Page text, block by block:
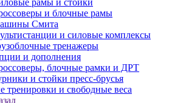
рамы и стойки
и блочные рамы
Смита
и силовые комплексы
тренажеры
и дополнения
блочные рамки и ДРТ
и стойки пресс-брусья
тренировки и свободные веса